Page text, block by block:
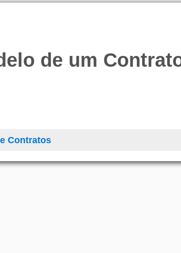
de um
Contratos